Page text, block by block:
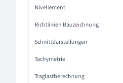
Nivellement
Richtlinien Bauzeichnung
Schnittdarstellungen
Tachymetrie
Traglastberechnung